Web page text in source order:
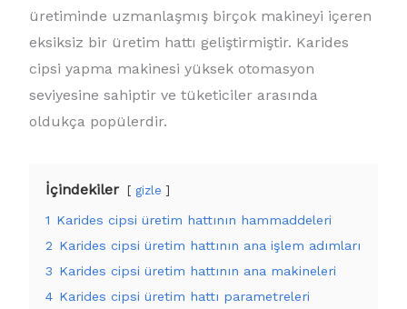
üretiminde uzmanlaşmış birçok makineyi içeren
eksiksiz bir üretim hattı geliştirmiştir. Karides
cipsi yapma makinesi yüksek otomasyon
seviyesine sahiptir ve tüketiciler arasında
oldukça popülerdir.
İçindekiler gizle
1 Karides cipsi üretim hattının hammaddeleri
2 Karides cipsi üretim hattının ana işlem adımları
3 Karides cipsi üretim hattının ana makineleri
4 Karides cipsi üretim hattı parametreleri